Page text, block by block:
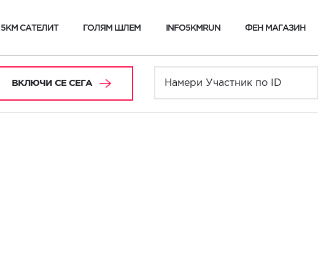
5KM САТЕЛИТ ГОЛЯМ ШЛЕМ INFO5KMRUN ФЕН МАГАЗИН
ВКЛЮЧИ СЕ СЕГА